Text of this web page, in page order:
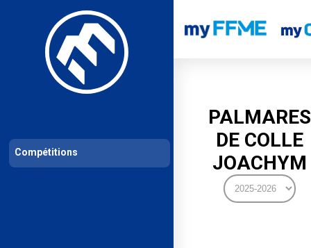
Les compétitions Calendrier de compétitions Classements
PALMARES
DE COLLE
JOACHYM
Compétitions